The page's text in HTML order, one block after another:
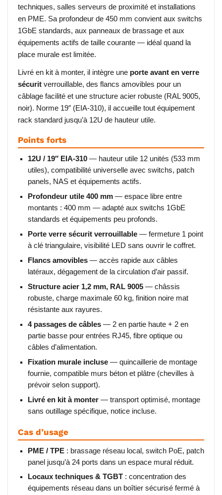
techniques, salles serveurs de proximité et installations
en PME. Sa profondeur de 450 mm convient aux switchs
1GbE standards, aux panneaux de brassage et aux
équipements actifs de taille courante — idéal quand la
place murale est limitée.
Livré en kit à monter, il intègre une porte avant en verre
sécurit verrouillable, des flancs amovibles pour un
câblage facilité et une structure acier robuste (RAL 9005,
noir). Norme 19″ (EIA-310), il accueille tout équipement
rack standard jusqu’à 12U de hauteur utile.
Points forts
12U / 19″ EIA-310 — hauteur utile 12 unités (533 mm
utiles), compatibilité universelle avec switchs, patch
panels, NAS et équipements actifs.
Profondeur utile 400 mm — espace libre entre
montants : 400 mm — adapté aux switchs 1GbE
standards et équipements peu profonds.
Porte verre sécurit verrouillable — fermeture 1 point
à clé triangulaire, visibilité LED sans ouvrir le coffret.
Flancs amovibles — accès rapide aux câbles
latéraux, dégagement de la circulation d’air passif.
Structure acier 1,2 mm, RAL 9005 — châssis
robuste, charge maximale 60 kg, finition noire mat
résistante aux rayures.
4 passages de câbles — 2 en partie haute + 2 en
partie basse pour entrées RJ45, fibre optique ou
câbles d’alimentation.
Fixation murale incluse — quincaillerie de montage
fournie, compatible murs béton et plâtre (chevilles à
prévoir selon support).
Livré en kit à monter — transport optimisé, montage
sans outillage spécifique, notice incluse.
Cas d’usage
PME / TPE : brassage réseau local, switch PoE, patch
panel jusqu’à 24 ports dans un espace mural réduit.
Locaux techniques & TGBT : concentration des
équipements réseau dans un boîtier sécurisé fermé à